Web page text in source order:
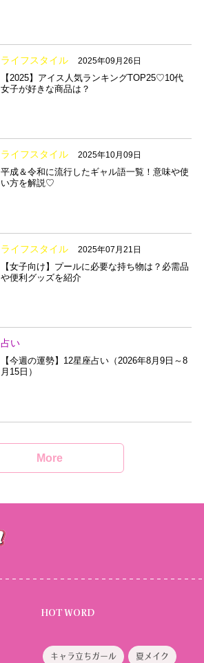
ライフスタイル 2025年09月26日
【2025】アイス人気ランキングTOP25♡10代
女子が好きな商品は？
ライフスタイル 2025年10月09日
平成＆令和に流行したギャル語一覧！意味や使
い方を解説♡
ライフスタイル 2025年07月21日
【女子向け】プールに必要な持ち物は？必需品
や便利グッズを紹介
占い
【今週の運勢】12星座占い（2026年8月9日～8
月15日）
More
HOT WORD
キャラ立ちガール 夏メイク